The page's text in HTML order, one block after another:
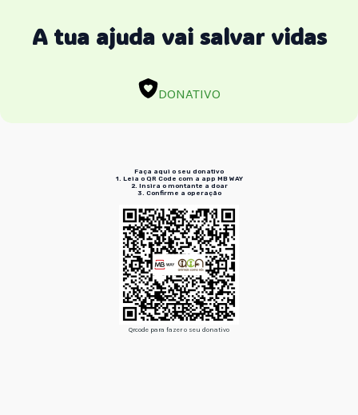
A tua ajuda vai salvar vidas
DONATIVO
Faça aqui o seu donativo
1. Leia o QR Code com a app MB WAY
2. Insira o montante a doar
3. Confirme a operação
Qrcode para fazer o seu donativo